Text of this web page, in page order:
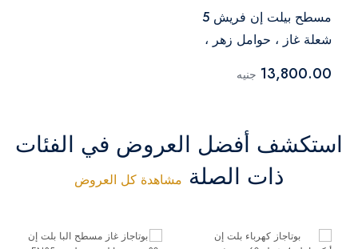
مسطح بيلت إن فريش 5
شعلة غاز ، حوامل زهر ،
HAFR90CMSC1
13,800.00 جنيه
استكشف أفضل العروض في الفئات
ذات الصلة مشاهدة كل العروض